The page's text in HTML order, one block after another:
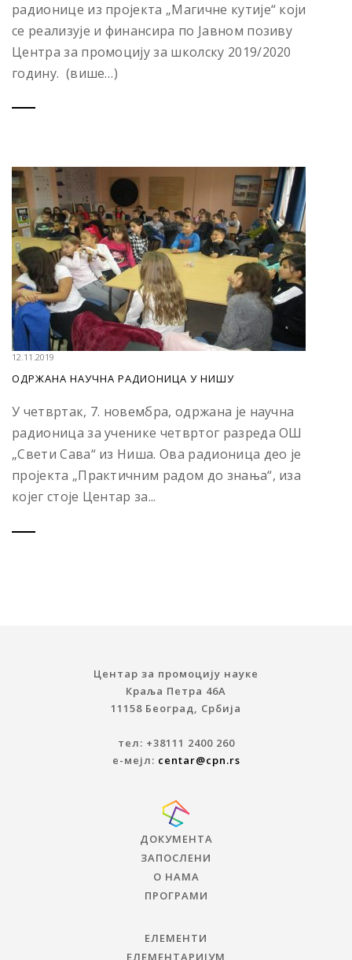
радионице из пројекта „Магичне кутије“ који
се реализује и финансира по Јавном позиву
Центра за промоцију за школску 2019/2020
годину. (више…)
12.11.2019
OДРЖАНА НАУЧНА РАДИОНИЦА У НИШУ
У четвртак, 7. новембра, одржана је научна
радионица за ученике четвртог разреда ОШ
„Свети Сава“ из Ниша. Ова радионица део је
пројекта „Практичним радом до знања“, иза
којег стоје Центар за...
Центар за промоцију науке
Краља Петра 46A
11158 Београд, Србија
тел: +38111 2400 260
е-мејл: centar@cpn.rs
ДОКУМЕНТА
ЗАПОСЛЕНИ
О НАМА
ПРОГРАМИ
ЕЛЕМЕНТИ